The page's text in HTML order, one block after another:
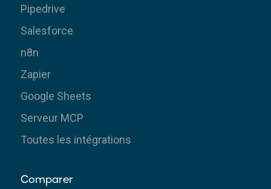
Pipedrive
Salesforce
n8n
Zapier
Google Sheets
Serveur MCP
Toutes les intégrations
Comparer